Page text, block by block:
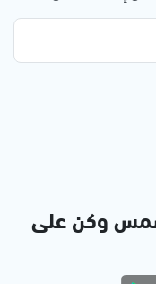
وكن على